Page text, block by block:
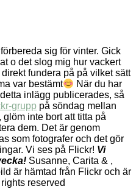
sig för vinter. Gick
o det slog mig hur vackert
fundera på på vilket sätt
var bestämt
När du har
inlägg publicerades, så
grupp på söndag mellan
inte bort att titta på
dem. Det är genom
som fotografer och det gör
Vi ses på Flickr! Vi
Susanne, Carita & ,
är hämtad från Flickr och är
rights reserved